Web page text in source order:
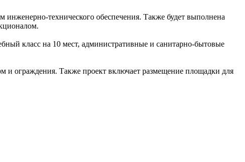
инженерно-технического обеспечения. Также будет выполнена
класс на 10 мест, административные и санитарно-бытовые
и ограждения. Также проект включает размещение площадки для